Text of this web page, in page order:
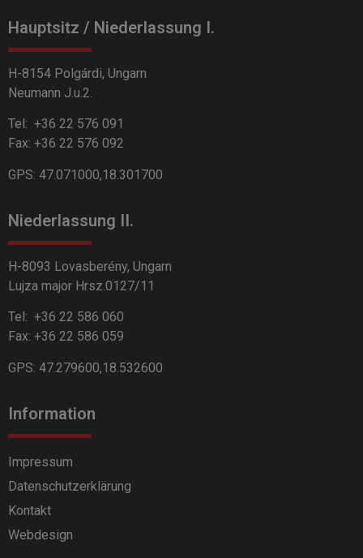
Hauptsitz / Niederlassung I.
H-8154 Polgárdi, Ungarn
Neumann J.u.2.
Tel: +36 22 576 091
Fax: +36 22 576 092
GPS: 47.071000,18.301700
Niederlassung II.
H-8093 Lovasberény, Ungarn
Lujza major Hrsz.0127/11
Tel: +36 22 586 060
Fax: +36 22 586 059
GPS: 47.279600,18.532600
Information
Impressum
Datenschutzerklärung
Kontakt
Webdesign